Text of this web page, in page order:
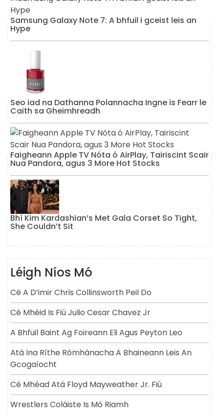
Samsung Galaxy Note 7: A bhfuil i gceist leis an
Hype
Seo iad na Dathanna Polannacha Ingne is Fearr le
Caith sa Gheimhreadh
Faigheann Apple TV Nóta ó AirPlay, Tairiscint Scair
Nua Pandora, agus 3 More Hot Stocks
Bhí Kim Kardashian’s Met Gala Corset So Tight,
She Couldn’t Sit
Léigh Níos Mó
Cé A D’imir Chris Collinsworth Peil Do
Cé Mhéid Is Fiú Julio Cesar Chavez Jr
A Bhfuil Baint Ag Foireann Eli Agus Peyton Leo
Atá Ina Ríthe Rómhánacha A Bhaineann Leis An
Gcogaíocht
Cé Mhéad Atá Floyd Mayweather Jr. Fiú
Wrestlers Coláiste Is Mó Riamh